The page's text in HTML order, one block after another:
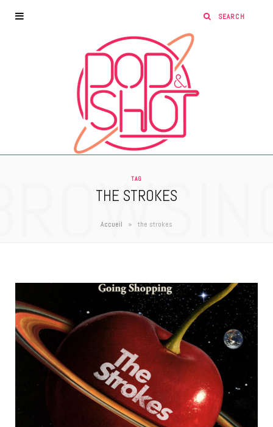
TAG
THE STROKES
Accueil » the strokes